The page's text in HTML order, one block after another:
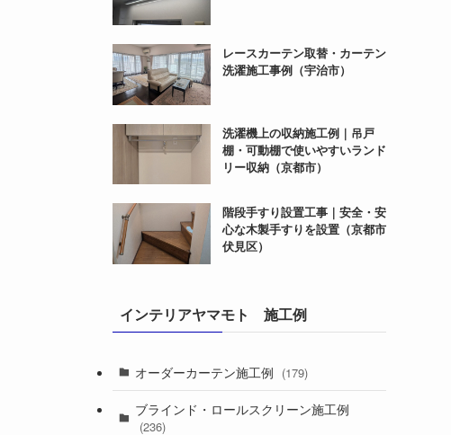
レースカーテン取替・カーテン
洗濯施工事例（宇治市）
洗濯機上の収納施工例｜吊戸
棚・可動棚で使いやすいランド
リー収納（京都市）
階段手すり設置工事｜安全・安
心な木製手すりを設置（京都市
伏見区）
インテリアヤマモト 施工例
オーダーカーテン施工例 (179)
ブラインド・ロールスクリーン施工例
(236)